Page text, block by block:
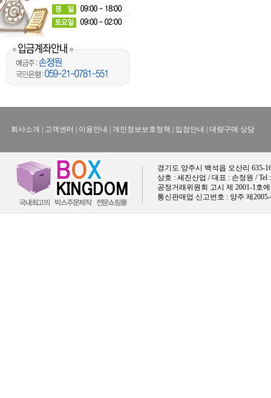
회사소개 고객센터 이용안내 개인정보보호정책 | 입점안내 | 대량구매 상담
경기도 양주시 백석읍 오산리 635-
상호 : 세진산업 / 대표 : 손정원 / Tel
공정거래위원회 고시 제 2001-1호
통신판매업 신고번호 : 양주 제